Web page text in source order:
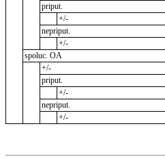
priput.
+/-
nepriput.
+/-
spoluc. OA
+/-
priput.
+/-
nepriput.
+/-